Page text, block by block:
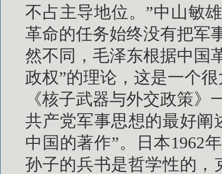
不占主导地位。”中山敏
革命的任务始终没有把军
然不同，毛泽东根据中国
政权”的理论，这是一个
《核子武器与外交政策
共产党军事思想的最好阐
中国的著作”。日本1962
孙子的兵书是哲学性的，